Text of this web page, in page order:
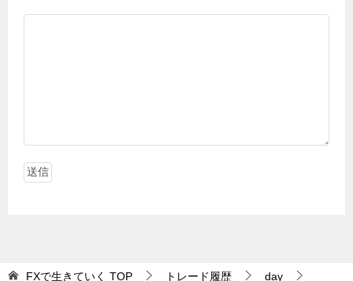
FXで生きていく TOP トレード履歴 day